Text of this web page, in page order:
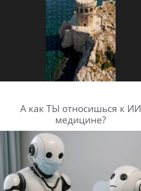
А как ТЫ относишься к ИИ
медицине?